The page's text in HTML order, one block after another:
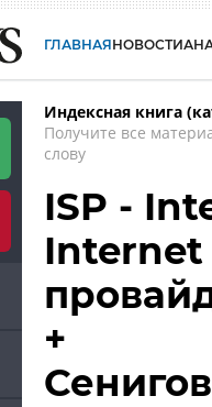
ГЛАВНАЯНОВОСТИ
Индексная книга
Получите все
слову
ISP -
Internet
+